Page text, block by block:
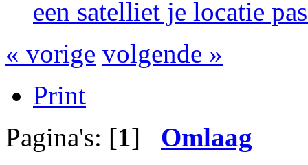
een satelliet je locatie
« vorige volgende »
Print
Pagina's: [1] Omlaag